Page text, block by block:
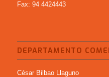
Fax: 94 4424443
DEPARTAMENTO
César Bilbao Llaguno